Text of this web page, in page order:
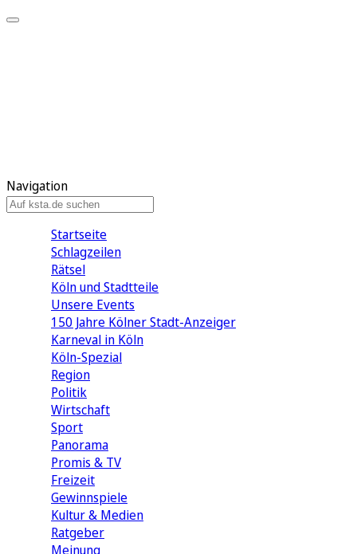
Navigation
Startseite
Schlagzeilen
Rätsel
Köln und Stadtteile
Unsere Events
150 Jahre Kölner Stadt-Anzeiger
Karneval in Köln
Köln-Spezial
Region
Politik
Wirtschaft
Sport
Panorama
Promis & TV
Freizeit
Gewinnspiele
Kultur & Medien
Ratgeber
Meinung